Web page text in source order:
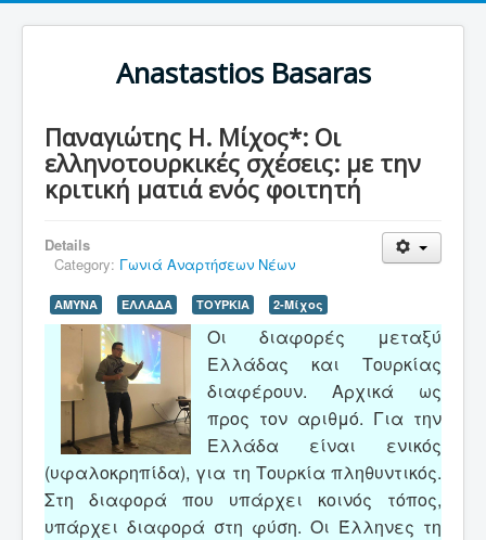
Anastastios Basaras
Παναγιώτης Η. Μίχος*: Οι
ελληνοτουρκικές σχέσεις: με την
κριτική ματιά ενός φοιτητή
Details
Category: Γωνιά Αναρτήσεων Νέων
ΑΜΥΝΑ ΕΛΛΑΔΑ ΤΟΥΡΚΙΑ 2-Μίχος
Οι διαφορές μεταξύ
Ελλάδας και Τουρκίας
διαφέρουν. Αρχικά ως
προς τον αριθμό. Για την
Ελλάδα είναι ενικός
(υφαλοκρηπίδα), για τη Τουρκία πληθυντικός.
Στη διαφορά που υπάρχει κοινός τόπος,
υπάρχει διαφορά στη φύση. Οι Έλληνες τη